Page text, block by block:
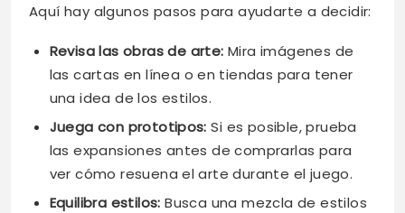
Aquí hay algunos pasos para ayudarte a decidir:
Revisa las obras de arte: Mira imágenes de
las cartas en línea o en tiendas para tener
una idea de los estilos.
Juega con prototipos: Si es posible, prueba
las expansiones antes de comprarlas para
ver cómo resuena el arte durante el juego.
Equilibra estilos: Busca una mezcla de estilos